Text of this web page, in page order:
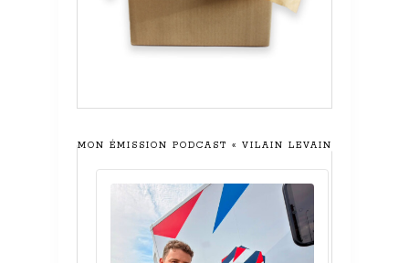
MON ÉMISSION PODCAST « VILAIN LEVAIN »